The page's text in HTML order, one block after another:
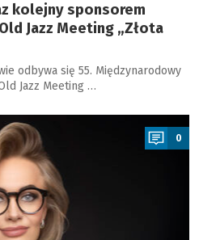
kolejny sponsorem
Jazz Meeting „Złota
odbywa się 55. Międzynarodowy
Jazz Meeting …
0